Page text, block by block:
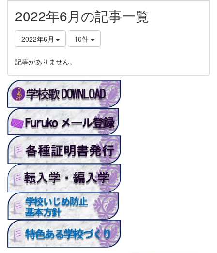
2022年6月の記事一覧
2022年6月 10件
記事がありません。